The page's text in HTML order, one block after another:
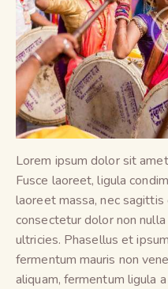
Lorem ipsum dolor sit
Fusce laoreet, ligula
laoreet massa, nec sagittis
consectetur dolor non
ultricies. Phasellus et
fermentum mauris non
aliquam, fermentum ligula